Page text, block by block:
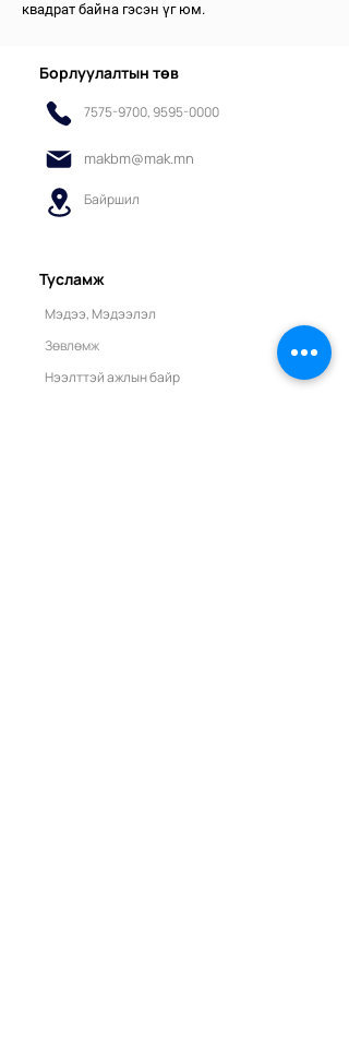
квадрат байна гэсэн үг юм.
Борлуулалтын төв
7575-9700, 9595-0000
makbm@mak.mn
Байршил
Тусламж
Мэдээ, Мэдээлэл
Зөвлөмж
Нээлттэй ажлын байр